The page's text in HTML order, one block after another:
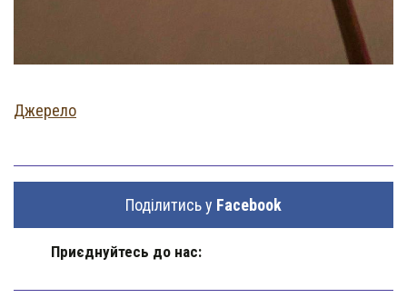
Джерело
Поділитись у Facebook
Приєднуйтесь до нас: